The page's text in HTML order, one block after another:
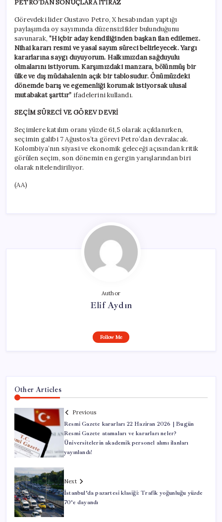
PETRO’DAN SONUÇLARA İTİRAZ
Görevdeki lider Gustavo Petro, X hesabından yaptığı
paylaşımda oy sayımında düzensizlikler bulunduğunu
savunarak,“Hiçbir aday kendiliğinden başkan ilan edilemez.
Nihai kararı resmi ve yasal sayım süreci belirleyecek. Yargı
kararlarına saygı duyuyorum. Halkımızdan sağduyulu
olmalarını istiyorum. Karşımızdaki manzara, bölünmüş bir
ülke ve dış müdahalenin açık bir tablosudur. Önümüzdeki
dönemde barış ve egemenliği korumak istiyorsak ulusal
mutabakat şarttır” ifadelerini kullandı.
SEÇİM SÜRECİ VE GÖREV DEVRİ
Seçimlere katılım oranı yüzde 61,5 olarak açıklanırken,
seçimin galibi 7 Ağustos’ta görevi Petro’dan devralacak.
Kolombiya’nın siyasi ve ekonomik geleceği açısından kritik
görülen seçim, son dönemin en gergin yarışlarından biri
olarak nitelendiriliyor.
(AA)
Author
Elif Aydın
Follow Me
Other Articles
Previous
Resmi Gazete kararları 22 Haziran 2026 | Bugün
Resmi Gazete atamaları ve kararları neler?
Üniversitelerin akademik personel alımı ilanları
yayınlandı!
Next
İstanbul’da pazartesi klasiği: Trafik yoğunluğu yüzde
70’e dayandı